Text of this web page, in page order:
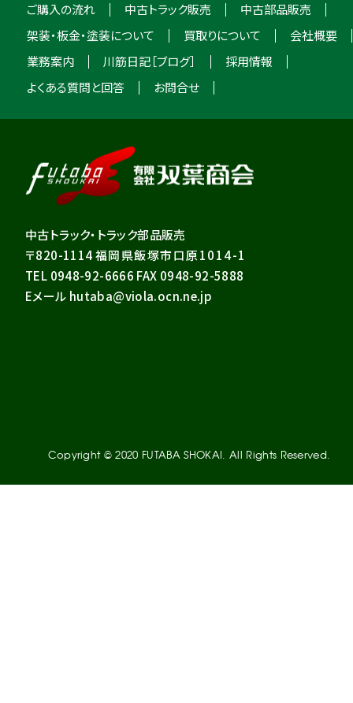
ご購入の流れ 中古トラック販売
中古部品販売
架装・板金・塗装について
買取りについて
会社概要
業務案内
川筋日記［ブログ］
採用情報
よくある質問と回答
お問合せ
中古トラック・トラック部品販売
〒820-1114福岡県飯塚市口原1014-1
TEL 0948-92-6666 FAX 0948-92-5888
Eメール hutaba@viola.ocn.ne.jp
Copyright © 2020 FUTABA SHOKAI. All Rights Reserved.